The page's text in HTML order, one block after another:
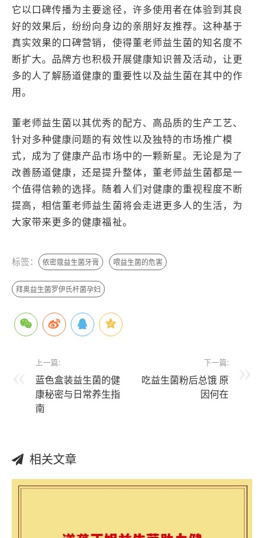
它以口碑传播为主要途径，许多使用者在体验到其良
好的效果后，纷纷向身边的亲朋好友推荐。这种基于
真实效果的口碑营销，使得董老师益生菌的知名度不
断扩大。品牌方也积极开展健康知识普及活动，让更
多的人了解肠道健康的重要性以及益生菌在其中的作
用。
董老师益生菌以其优秀的配方、高品质的生产工艺、
针对多种健康问题的有效性以及独特的市场推广模
式，成为了健康产品市场中的一颗新星。无论是为了
改善肠道健康，还是提升整体，董老师益生菌都是一
个值得信赖的选择。随着人们对健康的重视程度不断
提高，相信董老师益生菌将会走进更多人的生活，为
大家带来更多的健康福祉。
标签： 依密蔻益生菌牙膏 喂益生菌的危害
拜奥益生菌罗伊氏杆菌孕妇
上一篇:
蓝色盒装益生菌的健
康秘密与日常养生指
南
下一篇:
吃益生菌粉后总饿 原
因何在
相关文章